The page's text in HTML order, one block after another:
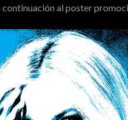
continuación al poster